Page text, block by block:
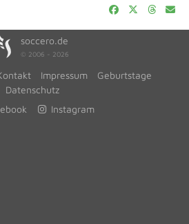
soccero.de
© 2006 - 2026
Impressum
Geburtstage
Datenschutz
Instagram